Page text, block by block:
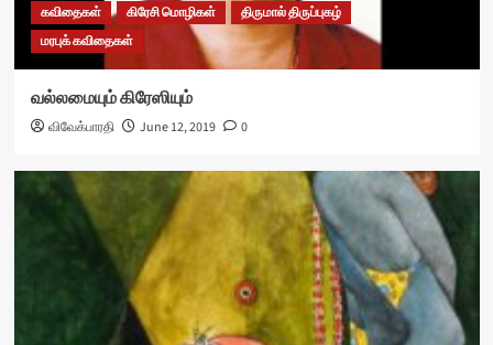
கவிதைகள் கிரேசி மொழிகள்
திருமால் திருப்புகழ்
மரபுக் கவிதைகள்
வல்லமையும் கிரேஸியும்
விவேக்பாரதி June 12, 2019 0